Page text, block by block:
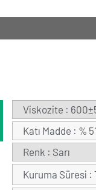
Viskozite :
Katı Madde : %
Renk : Sarı
Kuruma Süresi